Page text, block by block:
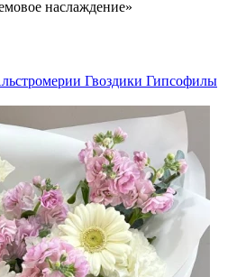
наслаждение»
Гвоздики Гипсофилы